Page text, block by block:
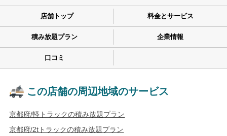
店舗トップ 料金とサービス
積み放題プラン 企業情報
口コミ
この店舗の周辺地域のサービス
京都府/軽トラックの積み放題プラン
京都府/2tトラックの積み放題プラン